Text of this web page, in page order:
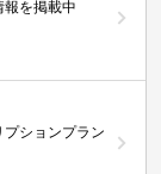
を掲載中
ションプラン